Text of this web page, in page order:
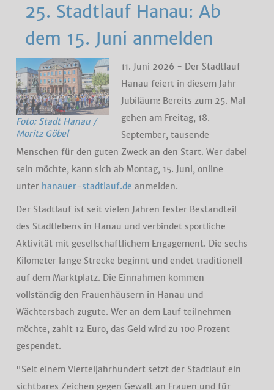
25. Stadtlauf Hanau: Ab
dem 15. Juni anmelden
Foto: Stadt Hanau /
Moritz Göbel
11. Juni 2026 - Der Stadtlauf
Hanau feiert in diesem Jahr
Jubiläum: Bereits zum 25. Mal
gehen am Freitag, 18.
September, tausende
Menschen für den guten Zweck an den Start. Wer dabei
sein möchte, kann sich ab Montag, 15. Juni, online
unter hanauer-stadtlauf.de anmelden.
Der Stadtlauf ist seit vielen Jahren fester Bestandteil
des Stadtlebens in Hanau und verbindet sportliche
Aktivität mit gesellschaftlichem Engagement. Die sechs
Kilometer lange Strecke beginnt und endet traditionell
auf dem Marktplatz. Die Einnahmen kommen
vollständig den Frauenhäusern in Hanau und
Wächtersbach zugute. Wer an dem Lauf teilnehmen
möchte, zahlt 12 Euro, das Geld wird zu 100 Prozent
gespendet.
"Seit einem Vierteljahrhundert setzt der Stadtlauf ein
sichtbares Zeichen gegen Gewalt an Frauen und für